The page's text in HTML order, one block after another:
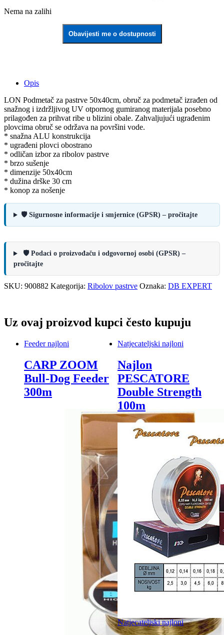
Nema na zalihi
Obavijesti me o dostupnosti
Opis
LON Podmetač za pastrve 50x40cm, obruč za podmetač izrađen od
snažnog i izdržljivog UV otpornog gumiranog materijala posebno
prilagođen za prihvat ribe u blizini obale. Zahvaljujući ugrađenim
plovcima obruč se održava na površini vode.
* snažna ALU konstrukcija
* ugrađeni plovci obostrano
* odličan izbor za ribolov pastrve
* brzo sušenje
* dimenzije 50x40cm
* dužina drške 30 cm
* konop za nošenje
🛡️ Sigurnosne informacije i smjernice (GPSR) – pročitajte
🛡️ Podaci o proizvođaču i odgovornoj osobi (GPSR) –
pročitajte
SKU: 900882 Kategorija: Ribolov pastrve Oznaka: DB EXPERT
Uz ovaj proizvod kupci često kupuju
Feeder najloni
CARP ZOOM
Bull-Dog Feeder
300m
Natjecateljski najloni
Najlon
PESCATORE
Double Strength
100m
Natjecateljski najloni